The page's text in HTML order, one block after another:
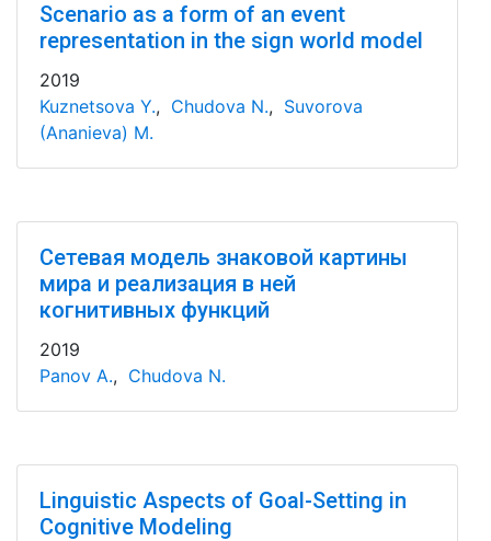
Scenario as a form of an event
representation in the sign world model
2019
Kuznetsova Y., Chudova N., Suvorova
(Ananieva) M.
Сетевая модель знаковой картины
мира и реализация в ней
когнитивных функций
2019
Panov A., Chudova N.
Linguistic Aspects of Goal-Setting in
Cognitive Modeling